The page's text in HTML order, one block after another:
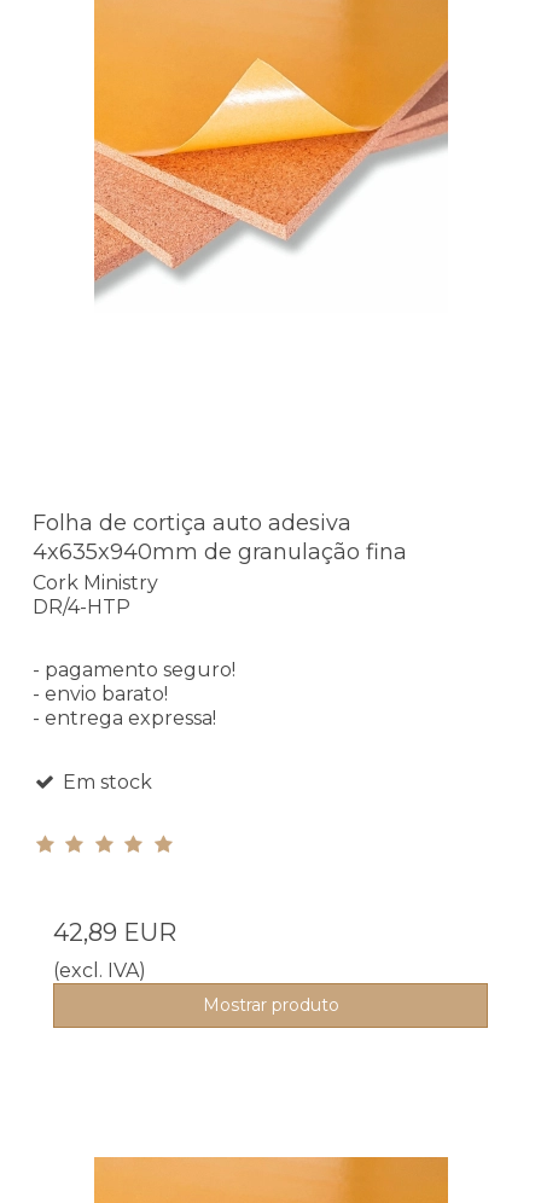
Folha de cortiça auto adesiva
4x635x940mm de granulação fina
Cork Ministry
DR/4-HTP
- pagamento seguro!
- envio barato!
- entrega expressa!
Em stock
42,89 EUR
(excl. IVA)
Mostrar produto